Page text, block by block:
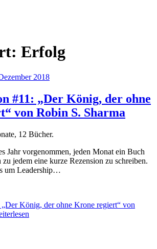
Erfolg
2018
#11: „Der König, der ohne
von Robin S. Sharma
12 Bücher.
Jahr vorgenommen, jeden Monat ein Buch
jedem eine kurze Rezension zu schreiben.
um Leadership…
„Der König, der ohne Krone regiert“ von